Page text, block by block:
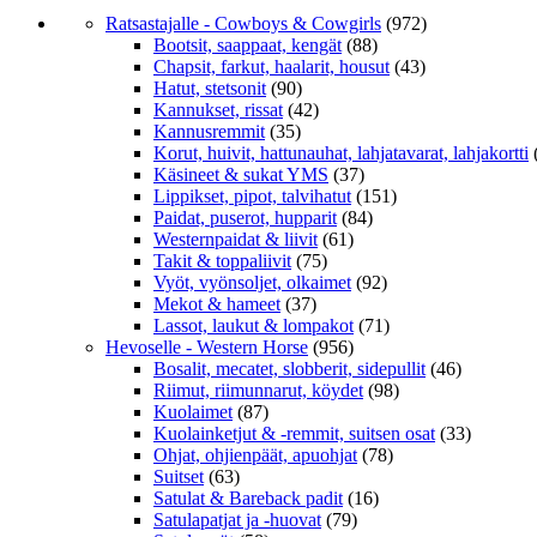
Ratsastajalle - Cowboys & Cowgirls (972)
Bootsit, saappaat, kengät (88)
Chapsit, farkut, haalarit, housut (43)
Hatut, stetsonit (90)
Kannukset, rissat (42)
Kannusremmit (35)
Korut, huivit, hattunauhat, lahjatavarat, lahjakortti
Käsineet & sukat YMS (37)
Lippikset, pipot, talvihatut (151)
Paidat, puserot, hupparit (84)
Westernpaidat & liivit (61)
Takit & toppaliivit (75)
Vyöt, vyönsoljet, olkaimet (92)
Mekot & hameet (37)
Lassot, laukut & lompakot (71)
Hevoselle - Western Horse (956)
Bosalit, mecatet, slobberit, sidepullit (46)
Riimut, riimunnarut, köydet (98)
Kuolaimet (87)
Kuolainketjut & -remmit, suitsen osat (33)
Ohjat, ohjienpäät, apuohjat (78)
Suitset (63)
Satulat & Bareback padit (16)
Satulapatjat ja -huovat (79)